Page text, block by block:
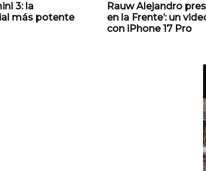
3: la
más potente
Rauw Alejandro
en la Frente’: un
con iPhone 17 Pro